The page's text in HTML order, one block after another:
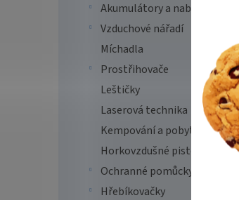
Akumulátory a nabíječky
Vzduchové nářadí
Míchadla
Prostřihovače
Leštičky
Laserová technika
Kempování a pobyt v přírodě
Horkovzdušné pistole
Ochranné pomůcky
Hřebíkovačky